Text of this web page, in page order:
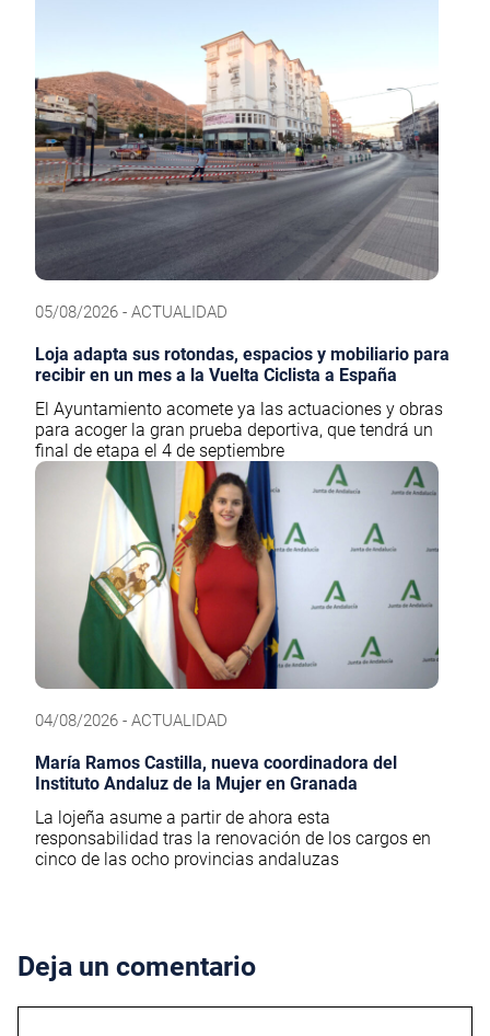
05/08/2026 - ACTUALIDAD
Loja adapta sus rotondas, espacios y mobiliario para
recibir en un mes a la Vuelta Ciclista a España
El Ayuntamiento acomete ya las actuaciones y obras
para acoger la gran prueba deportiva, que tendrá un
final de etapa el 4 de septiembre
04/08/2026 - ACTUALIDAD
María Ramos Castilla, nueva coordinadora del
Instituto Andaluz de la Mujer en Granada
La lojeña asume a partir de ahora esta
responsabilidad tras la renovación de los cargos en
cinco de las ocho provincias andaluzas
Deja un comentario